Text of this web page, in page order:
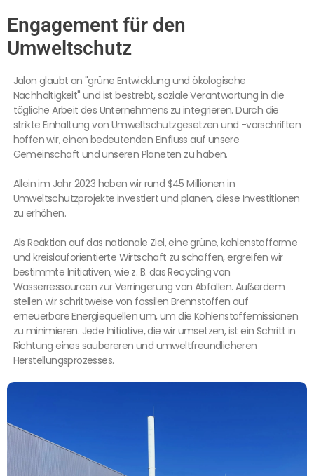
Engagement für den
Umweltschutz
Jalon glaubt an "grüne Entwicklung und ökologische
Nachhaltigkeit" und ist bestrebt, soziale Verantwortung in die
tägliche Arbeit des Unternehmens zu integrieren. Durch die
strikte Einhaltung von Umweltschutzgesetzen und -vorschriften
hoffen wir, einen bedeutenden Einfluss auf unsere
Gemeinschaft und unseren Planeten zu haben.
Allein im Jahr 2023 haben wir rund $45 Millionen in
Umweltschutzprojekte investiert und planen, diese Investitionen
zu erhöhen.
Als Reaktion auf das nationale Ziel, eine grüne, kohlenstoffarme
und kreislauforientierte Wirtschaft zu schaffen, ergreifen wir
bestimmte Initiativen, wie z. B. das Recycling von
Wasserressourcen zur Verringerung von Abfällen. Außerdem
stellen wir schrittweise von fossilen Brennstoffen auf
erneuerbare Energiequellen um, um die Kohlenstoffemissionen
zu minimieren. Jede Initiative, die wir umsetzen, ist ein Schritt in
Richtung eines saubereren und umweltfreundlicheren
Herstellungsprozesses.